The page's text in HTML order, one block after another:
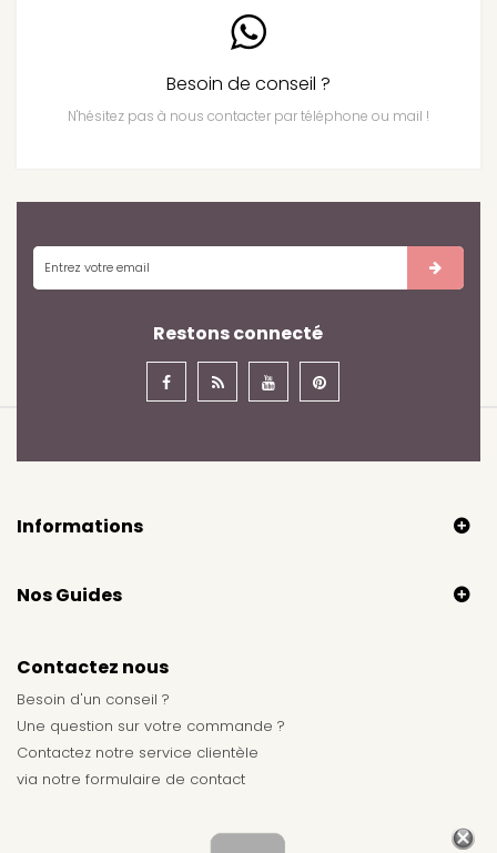
Besoin de conseil ?
N'hésitez pas à nous contacter par téléphone ou mail !
Restons connecté
Informations
Nos Guides
Contactez nous
Besoin d'un conseil ?
Une question sur votre commande ?
Contactez notre service clientèle
via notre formulaire de contact